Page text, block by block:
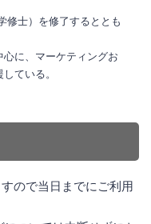
修士）を修了するととも
に、マーケティングお
ている。
ので当日までにご利用